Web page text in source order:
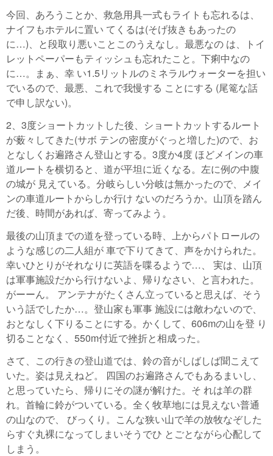
今回、あろうことか、救急用具一式もライトも忘れるは、
ナイフもホテルに置い てくるは(そげ抜きもあったの
に…)、と段取り悪いことこのうえなし。最悪なの は、トイ
レットペーパーもティッシュも忘れたこと。下痢中なの
に…。まぁ、幸 い1.5リットルのミネラルウォーターを担い
でいるので、最悪、これで我慢する ことにする (尾篭な話
で申し訳ない)。
2、3度ショートカットした後、ショートカットするルート
が薮々してきた(サボ テンの密度がぐっと増した)ので、お
となしくお遍路さん登山とする。3度か4度 ほどメインの車
道ルートを横切ると、道が平坦に近くなる。左に例の中腹
の城が 見えている。分岐らしい分岐は無かったので、メイ
ンの車道ルートからしか行け ないのだろうか。山頂を踏ん
だ後、時間があれば、寄ってみよう。
最後の山頂までの道を登っている時、上からパトロールの
ような感じの二人組が 車で下りてきて、声をかけられた。
幸いひとりがそれなりに英語を喋るようで…、 実は、山頂
は軍事施設だから行けないよ、帰りなさい、と言われた。
がーーん。 アンテナがたくさん立っていると思えば、そう
いう話でしたか…。登山家も軍事 施設には敵わないので、
おとなしく下りることにする。かくして、606mの山を登 り
切ることなく、550m付近で挫折と相成った。
さて、この行きの登山道では、鈴の音がしばしば聞こえて
いた。姿は見えねど。 四国のお遍路さんでもあるまいし、
と思っていたら、帰りにその謎が解けた。そ れは羊の群
れ。首輪に鈴がついている。全く牧草地には見えない普通
の山なので、 びっくり。こんな狭い山で羊の放牧なぞした
らすぐ丸裸になってしまいそうでひ とごとながら心配して
しまう。